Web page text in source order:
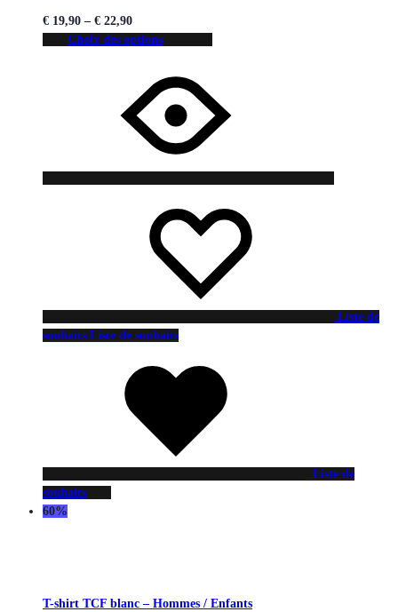
€ 19,90 – € 22,90
Choix des options
Liste de
souhaits Liste de souhaits
Liste de
souhaits
60%
T-shirt TCF blanc – Hommes / Enfants